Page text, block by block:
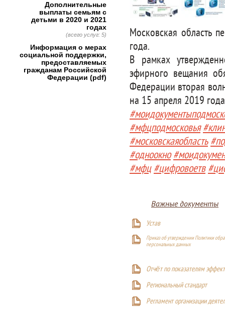
Московская область
года.
В рамках
эфирного вещания
Федерации вторая
на 15 апреля 2019
#мфцподмосковья
#московскаяобласть
#одноокно
#мфц #цифровоетв
Важные документы
Устав
Приказ об утверждении Политики
персональных данных
Отчёт по показателям
Региональный стандарт
Регламент организации
Дополнительные
выплаты семьям с
детьми в 2020 и 2021
годах
(всего услуг: 5)
Информация о мерах
социальной поддержки,
предоставляемых
гражданам Российской
Федерации (pdf)